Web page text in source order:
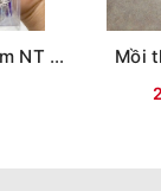
Mồi câu mực Tôm NT ( Lưng vằn ) Mồi